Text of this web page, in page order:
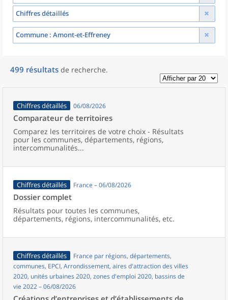
Chiffres détaillés
Commune : Amont-et-Effreney
499 résultats de recherche.
Chiffres détaillés 06/08/2026
Comparateur de territoires
Comparez les territoires de votre choix - Résultats
pour les communes, départements, régions,
intercommunalités...
Chiffres détaillés France – 06/08/2026
Dossier complet
Résultats pour toutes les communes,
départements, régions, intercommunalités, etc.
Chiffres détaillés
France par régions, départements,
communes, EPCI, Arrondissement, aires d'attraction des villes
2020, unités urbaines 2020, zones d'emploi 2020, bassins de
vie 2022 – 06/08/2026